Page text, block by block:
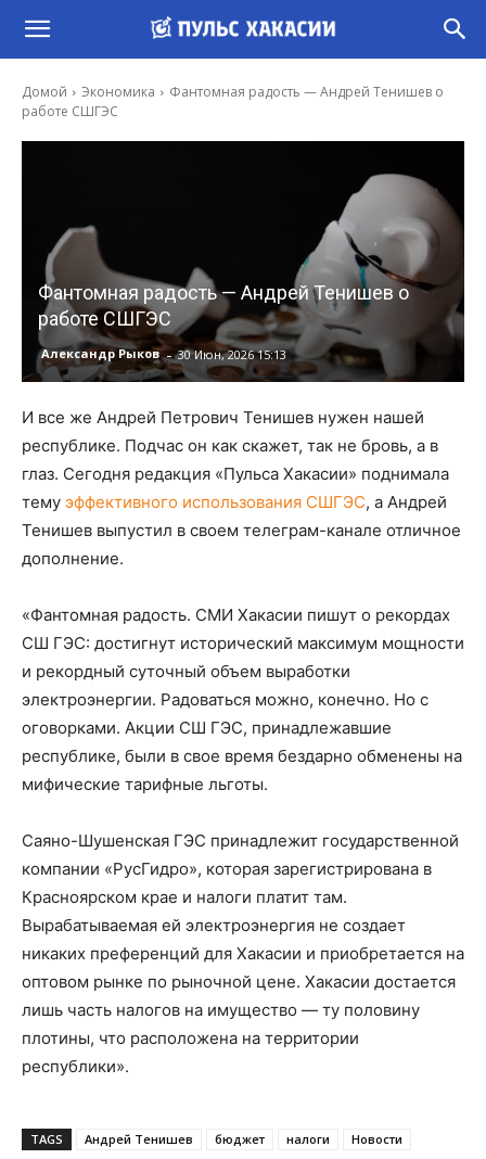
Домой Экономика
Фантомная радость — Андрей Тенишев о
работе СШГЭС
Фантомная радость — Андрей Тенишев о
работе СШГЭС
Александр Рыков - 30 Июн, 2026 15:13
И все же Андрей Петрович Тенишев нужен нашей
республике. Подчас он как скажет, так не бровь, а в
глаз. Сегодня редакция «Пульса Хакасии» поднимала
тему эффективного использования СШГЭС, а Андрей
Тенишев выпустил в своем телеграм-канале отличное
дополнение.
«Фантомная радость. СМИ Хакасии пишут о рекордах
СШ ГЭС: достигнут исторический максимум мощности
и рекордный суточный объем выработки
электроэнергии. Радоваться можно, конечно. Но с
оговорками. Акции СШ ГЭС, принадлежавшие
республике, были в свое время бездарно обменены на
мифические тарифные льготы.
Саяно-Шушенская ГЭС принадлежит государственной
компании «РусГидро», которая зарегистрирована в
Красноярском крае и налоги платит там.
Вырабатываемая ей электроэнергия не создает
никаких преференций для Хакасии и приобретается на
оптовом рынке по рыночной цене. Хакасии достается
лишь часть налогов на имущество — ту половину
плотины, что расположена на территории
республики».
TAGS Андрей Тенишев бюджет налоги
Новости